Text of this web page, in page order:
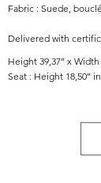
Fabric : Suede,
Delivered with
Height 39,37’’ x Width
Seat : Height 18,50’’